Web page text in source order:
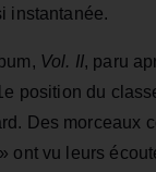
instantanée.
Vol. II, paru
position du
Des morceaux
ont vu leurs